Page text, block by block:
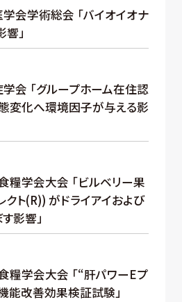
会学術総会 「バイオイオナ
」
会 「グループホーム在住認
変化へ環境因子が与える影
糧学会大会 「ビルベリー果
クト(R)) がドライアイおよび
影響」
糧学会大会 「“肝パワーEプ
能改善効果検証試験」